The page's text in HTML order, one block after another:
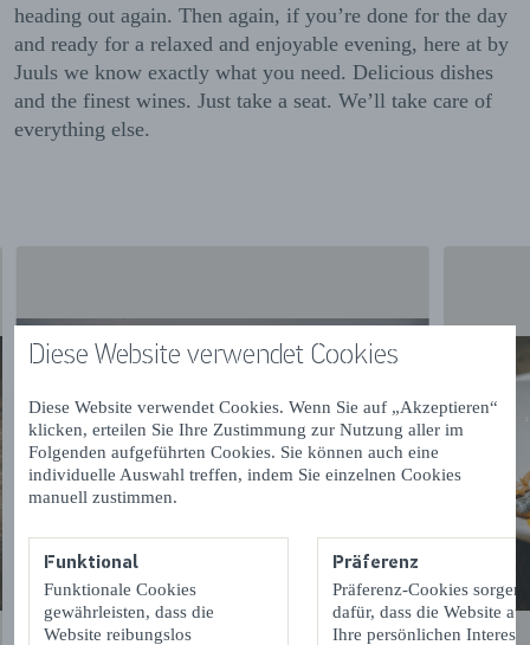
Diese Website verwendet Cookies
Diese Website verwendet Cookies. Wenn Sie auf „Akzeptieren“
klicken, erteilen Sie Ihre Zustimmung zur Nutzung aller im
Folgenden aufgeführten Cookies. Sie können auch eine
individuelle Auswahl treffen, indem Sie einzelnen Cookies
manuell zustimmen.
Funktional
Funktionale Cookies
gewährleisten, dass die
Website reibungslos
Präferenz
Präferenz-Cookies sorgen
dafür, dass die Website auf
Ihre persönlichen
heading out again. Then again, if you’re done for the day
and ready for a relaxed and enjoyable evening, here at by
Juuls we know exactly what you need. Delicious dishes
and the finest wines. Just take a seat. We’ll take care of
everything else.